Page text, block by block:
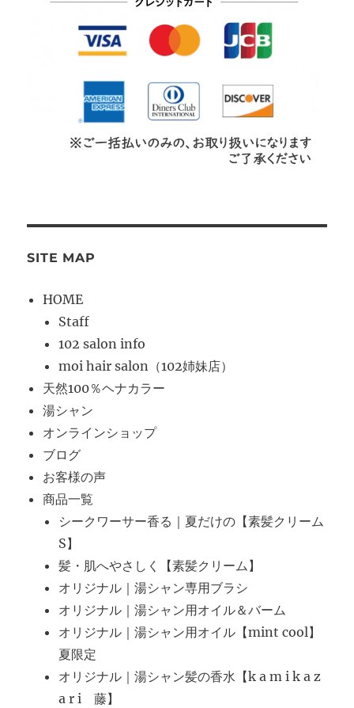
SITE MAP
HOME
Staff
102 salon info
moi hair salon（102姉妹店）
天然100％ヘナカラー
湯シャン
オンラインショップ
ブログ
お客様の声
商品一覧
シークワーサー香る｜夏だけの【素髪クリーム
S】
髪・肌へやさしく【素髪クリーム】
オリジナル｜湯シャン専用ブラシ
オリジナル｜湯シャン用オイル＆バーム
オリジナル｜湯シャン用オイル【mint cool】
夏限定
オリジナル｜湯シャン髪の香水【k a m i k a z
a r i 藤】